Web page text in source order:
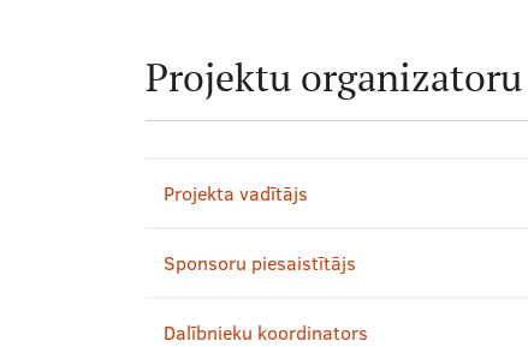
Projektu
Projekta vadītājs
Sponsoru piesaistītājs
Dalībnieku koordinators